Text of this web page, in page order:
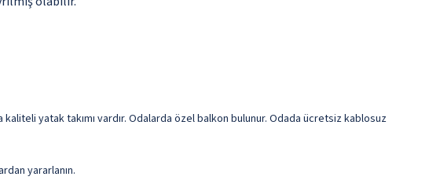
yatak takımı vardır. Odalarda özel balkon bulunur. Odada ücretsiz kablosuz
yararlanın.